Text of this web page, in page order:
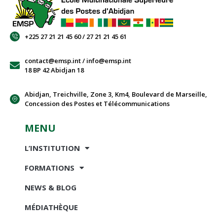
+225 27 21 21 45 60 / 27 21 21 45 61
contact@emsp.int / info@emsp.int
18 BP 42 Abidjan 18
Abidjan, Treichville, Zone 3, Km4, Boulevard de Marseille,
Concession des Postes et Télécommunications
MENU
L’INSTITUTION
FORMATIONS
NEWS & BLOG
MÉDIATHÈQUE